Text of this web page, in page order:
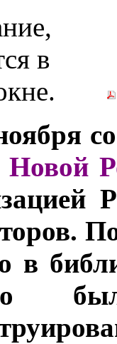
Новой
в